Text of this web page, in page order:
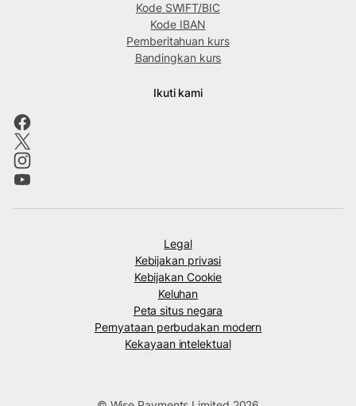
Kode SWIFT/BIC
Kode IBAN
Pemberitahuan kurs
Bandingkan kurs
Ikuti kami
Legal
Kebijakan privasi
Kebijakan Cookie
Keluhan
Peta situs negara
Pernyataan perbudakan modern
Kekayaan intelektual